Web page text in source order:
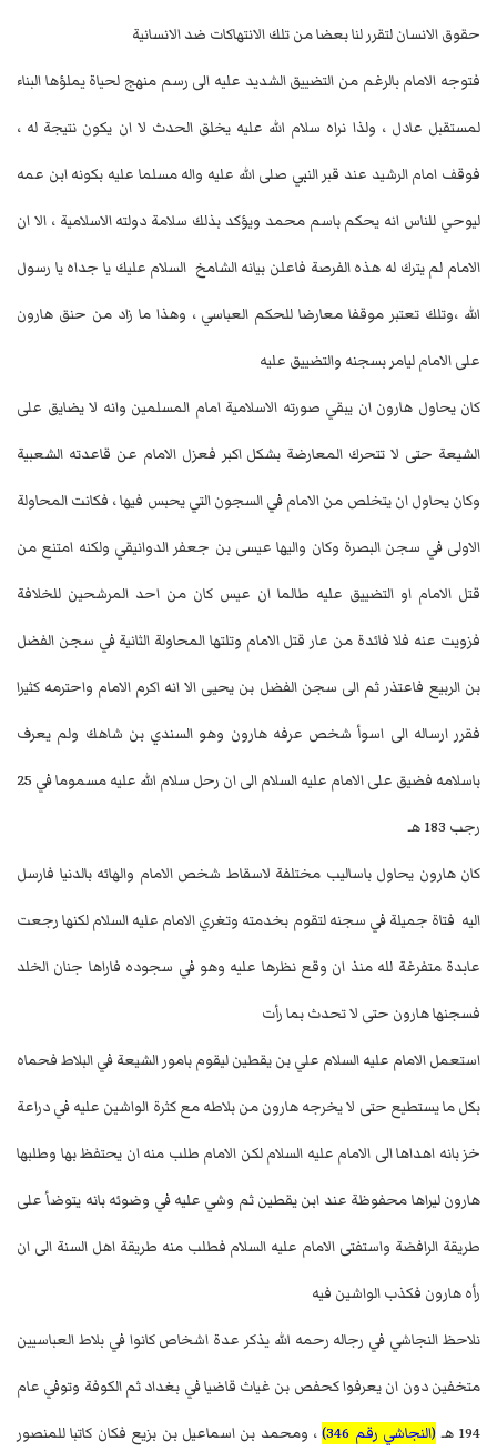
حقوق الانسان لتقرر لنا بعضا من تلك الانتهاكات ضد الانسانية
فتوجه الامام بالرغم من التضييق الشديد عليه الى رسم منهج لحياة يملؤها البناء
لمستقبل عادل ، ولذا نراه سلام الله عليه يخلق الحدث لا ان يكون نتيجة له ،
فوقف امام الرشيد عند قبر النبي صلى الله عليه واله مسلما عليه بكونه ابن عمه
ليوحي للناس انه يحكم باسم محمد ويؤكد بذلك سلامة دولته الاسلامية ، الا ان
الامام لم يترك له هذه الفرصة فاعلن بيانه الشامخ السلام عليك يا جداه يا رسول
الله ،وتلك تعتبر موقفا معارضا للحكم العباسي ، وهذا ما زاد من حنق هارون
على الامام ليامر بسجنه والتضييق عليه
كان يحاول هارون ان يبقي صورته الاسلامية امام المسلمين وانه لا يضايق على
الشيعة حتى لا تتحرك المعارضة بشكل اكبر فعزل الامام عن قاعدته الشعبية
وكان يحاول ان يتخلص من الامام في السجون التي يحبس فيها ، فكانت المحاولة
الاولى في سجن البصرة وكان واليها عيسى بن جعفر الدوانيقي ولكنه امتنع من
قتل الامام او التضييق عليه طالما ان عيس كان من احد المرشحين للخلافة
فزويت عنه فلا فائدة من عار قتل الامام وتلتها المحاولة الثانية في سجن الفضل
بن الربيع فاعتذر ثم الى سجن الفضل بن يحيى الا انه اكرم الامام واحترمه كثيرا
فقرر ارساله الى اسوأ شخص عرفه هارون وهو السندي بن شاهك ولم يعرف
باسلامه فضيق على الامام عليه السلام الى ان رحل سلام الله عليه مسموما في 25
رجب 183 هـ
كان هارون يحاول باساليب مختلفة لاسقاط شخص الامام والهائه بالدنيا فارسل
اليه فتاة جميلة في سجنه لتقوم بخدمته وتغري الامام عليه السلام لكنها رجعت
عابدة متفرغة لله منذ ان وقع نظرها عليه وهو في سجوده فاراها جنان الخلد
فسجنها هارون حتى لا تحدث بما رأت
استعمل الامام عليه السلام علي بن يقطين ليقوم بامور الشيعة في البلاط فحماه
بكل ما يستطيع حتى لا يخرجه هارون من بلاطه مع كثرة الواشين عليه في دراعة
خز بانه اهداها الى الامام عليه السلام لكن الامام طلب منه ان يحتفظ بها وطلبها
هارون ليراها محفوظة عند ابن يقطين ثم وشي عليه في وضوئه بانه يتوضأ على
طريقة الرافضة واستفتى الامام عليه السلام فطلب منه طريقة اهل السنة الى ان
رأه هارون فكذب الواشين فيه
نلاحظ النجاشي في رجاله رحمه الله يذكر عدة اشخاص كانوا في بلاط العباسيين
متخفين دون ان يعرفوا كحفص بن غياث قاضيا في بغداد ثم الكوفة وتوفي عام
194 هـ (النجاشي رقم 346) ، ومحمد بن اسماعيل بن بزيع فكان كاتبا للمنصور